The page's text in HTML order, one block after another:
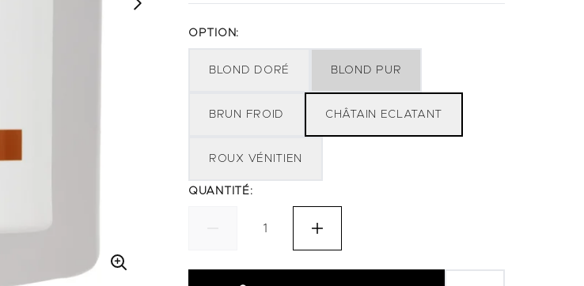
OPTION:
BLOND DORÉ BLOND PUR
BRUN FROID CHÂTAIN ECLATANT
ROUX VÉNITIEN
QUANTITÉ: